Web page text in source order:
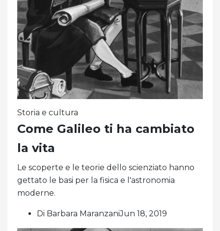
Storia e cultura
Come Galileo ti ha cambiato
la vita
Le scoperte e le teorie dello scienziato hanno
gettato le basi per la fisica e l'astronomia
moderne.
Di Barbara MaranzaniJun 18, 2019